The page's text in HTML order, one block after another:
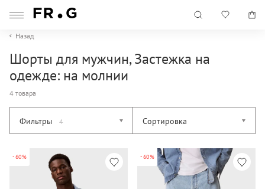
Назад
Шорты для мужчин, Застежка на
одежде: на молнии
4 товара
Фильтры 4 Сортировка
-60% -60%